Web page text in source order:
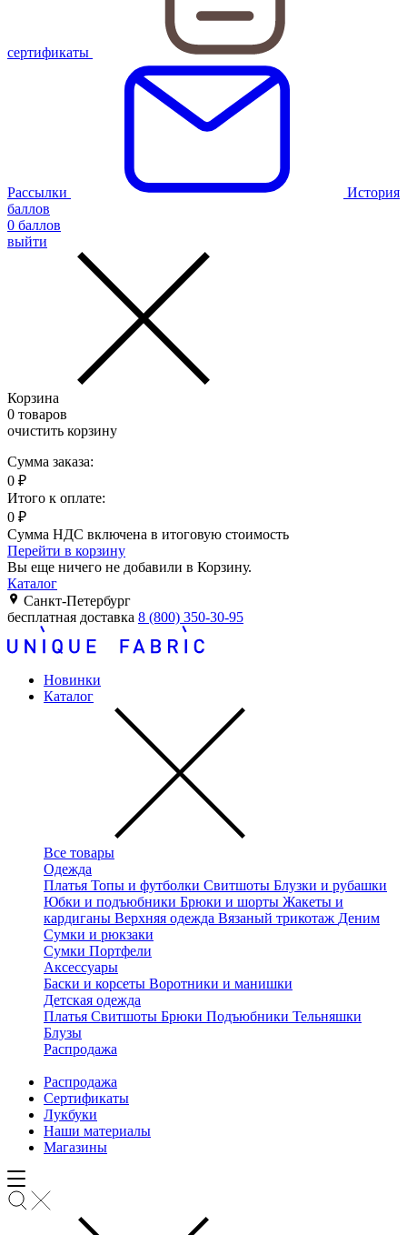
сертификаты
Рассылки
История
баллов
0 баллов
выйти
Корзина
0 товаров
очистить корзину
Сумма заказа:
0 ₽
Итого к оплате:
0 ₽
Сумма НДС включена в итоговую стоимость
Перейти в корзину
Вы еще ничего не добавили в Корзину.
Каталог
Санкт-Петербург
бесплатная доставка 8 (800) 350-30-95
Новинки
Каталог
Все товары
Одежда
Платья Топы и футболки Свитшоты Блузки и рубашки
Юбки и подъюбники Брюки и шорты Жакеты и
кардиганы Верхняя одежда Вязаный трикотаж Деним
Сумки и рюкзаки
Сумки Портфели
Аксессуары
Баски и корсеты Воротники и манишки
Детская одежда
Платья Свитшоты Брюки Подъюбники Тельняшки
Блузы
Распродажа
Распродажа
Сертификаты
Лукбуки
Наши материалы
Магазины